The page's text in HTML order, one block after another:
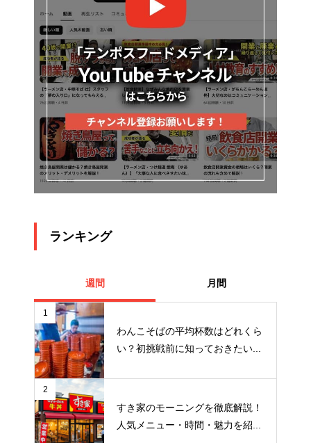
ランキング
週間 月間
1
わんこそばの平均杯数はどれくら
い？初挑戦前に知っておきたい...
2
すき家のモーニングを徹底解説！
人気メニュー・時間・魅力を紹...